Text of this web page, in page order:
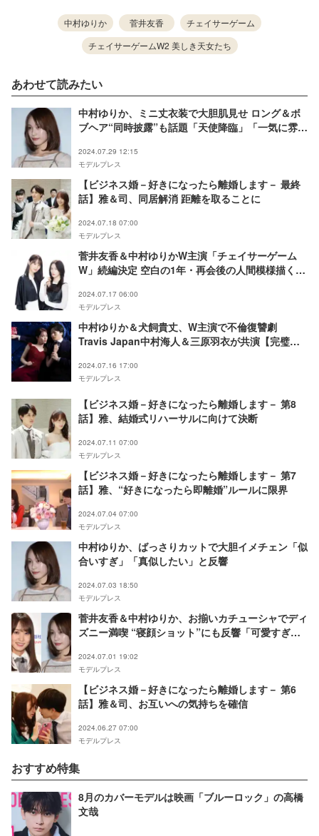
中村ゆりか 菅井友香
チェイサーゲーム
チェイサーゲームW2 美しき天女たち
あわせて読みたい
中村ゆりか、ミニ丈衣装で大胆肌見せ ロング＆ボ
ブヘア“同時披露”も話題「天使降臨」「一気に雰囲
2024.07.29 12:15
モデルプレス
【ビジネス婚－好きになったら離婚します－ 最終
話】雅＆司、同居解消 距離を取ることに
2024.07.18 07:00
モデルプレス
菅井友香＆中村ゆりかW主演「チェイサーゲーム
W」続編決定 空白の1年・再会後の人間模様描く
2024.07.17 06:00
モデルプレス
中村ゆりか＆犬飼貴丈、W主演で不倫復讐劇
Travis Japan中村海人＆三原羽衣が共演【完璧ワ
2024.07.16 17:00
モデルプレス
【ビジネス婚－好きになったら離婚します－ 第8
話】雅、結婚式リハーサルに向けて決断
2024.07.11 07:00
モデルプレス
【ビジネス婚－好きになったら離婚します－ 第7
話】雅、“好きになったら即離婚”ルールに限界
2024.07.04 07:00
モデルプレス
中村ゆりか、ばっさりカットで大胆イメチェン「似
合いすぎ」「真似したい」と反響
2024.07.03 18:50
モデルプレス
菅井友香＆中村ゆりか、お揃いカチューシャでディ
ズニー満喫 “寝顔ショット”にも反響「可愛すぎ
2024.07.01 19:02
モデルプレス
【ビジネス婚－好きになったら離婚します－ 第6
話】雅＆司、お互いへの気持ちを確信
2024.06.27 07:00
モデルプレス
おすすめ特集
8月のカバーモデルは映画「ブルーロック」の高橋
文哉